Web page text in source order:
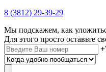
8 (3812) 29-39-29
Мы подскажем, как
Для этого просто оставьте